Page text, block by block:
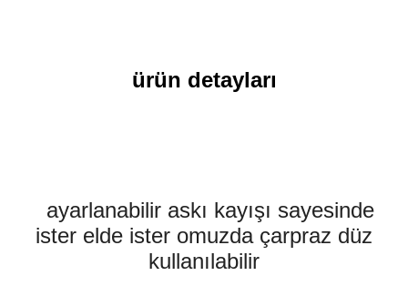
ürün detayları
ayarlanabilir askı kayışı sayesinde
ister elde ister omuzda çarpraz düz
kullanılabilir